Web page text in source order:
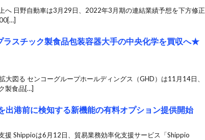
へ 日野自動車は3月29日、2022年3月期の連結業績予想を下方修正
ラスチック製食品包装容器大手の中央化学を買収へ★
大図る センコーグループホールディングス（GHD）は11月14日、
製食品[…]
出港前に検知する新機能の有料オプション提供開始
援 Shippioは6月12日、貿易業務効率化支援サービス「Shippio